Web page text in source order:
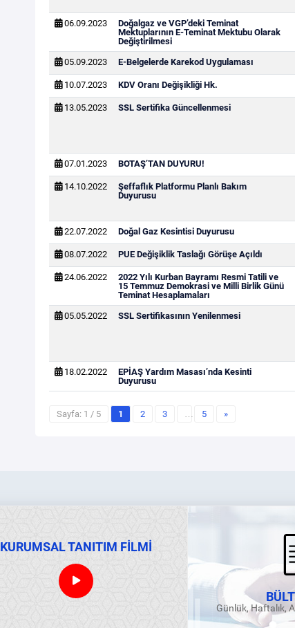
06.09.2023
Doğalgaz ve VGP’deki Teminat
Mektuplarının E-Teminat Mektubu Olarak
Değiştirilmesi
05.09.2023 E-Belgelerde Karekod Uygulaması
10.07.2023 KDV Oranı Değişikliği Hk.
13.05.2023 SSL Sertifika Güncellenmesi
07.01.2023 BOTAŞ’TAN DUYURU!
14.10.2022
Şeffaflık Platformu Planlı Bakım
Duyurusu
22.07.2022 Doğal Gaz Kesintisi Duyurusu
08.07.2022 PUE Değişiklik Taslağı Görüşe Açıldı
24.06.2022
2022 Yılı Kurban Bayramı Resmi Tatili ve
15 Temmuz Demokrasi ve Milli Birlik Günü
Teminat Hesaplamaları
05.05.2022 SSL Sertifikasının Yenilenmesi
18.02.2022
EPİAŞ Yardım Masası’nda Kesinti
Duyurusu
Sayfa: 1 / 5 1 2 3 … 5 »
KURUMSAL TANITIM FİLMİ
Günlük, Haftalık,